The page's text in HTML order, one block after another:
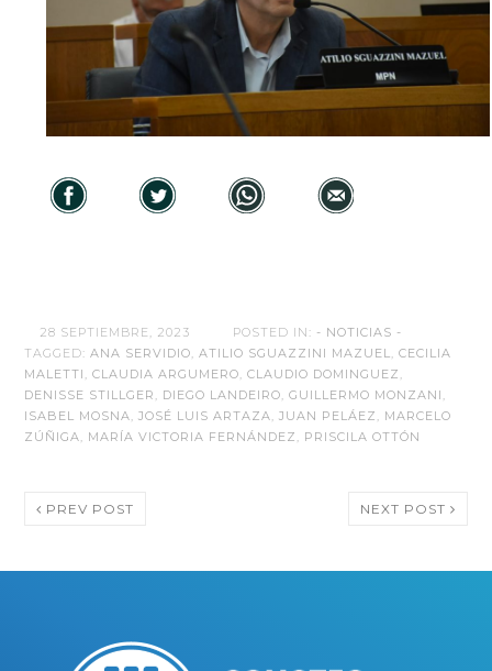
28 SEPTIEMBRE, 2023 POSTED IN: - NOTICIAS -
TAGGED:ANA SERVIDIO,ATILIO SGUAZZINI MAZUEL,CECILIA
MALETTI ,CLAUDIA ARGUMERO,CLAUDIO DOMINGUEZ ,
DENISSE STILLGER , DIEGO LANDEIRO,GUILLERMO MONZANI ,
ISABEL MOSNA,JOSÉ LUIS ARTAZA,JUAN PELÁEZ , MARCELO
ZÚÑIGA, MARÍA VICTORIA FERNÁNDEZ , PRISCILA OTTÓN
PREV POST NEXT POST